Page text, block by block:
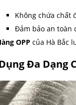
Không chứa chất
Đảm bảo an toàn
OPP của Hà Bắc
Đa Dạng